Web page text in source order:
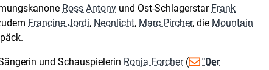
Ross Antony und Ost-Schlagerstar Frank
Francine Jordi, Neonlicht, Marc Pircher, die Mountain
und Schauspielerin Ronja Forcher(
"Der